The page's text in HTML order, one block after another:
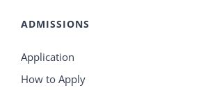
ADMISSIONS
Application
How to Apply